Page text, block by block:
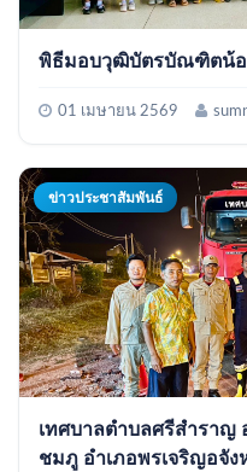
พิธีมอบวุฒิบัตรบัณฑิตน้อ
01 เมษายน 2569
ข่าวประชาสัมพันธ์
เทศบาลตำบลศรีสำราญ
ชมภู อำเภอพรเจริญอจั